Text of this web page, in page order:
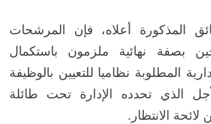
المذكورة أعلاه، فإن المرشحات
بصفة نهائية ملزمون باستكمال
المطلوبة نظاميا للتعيين بالوظيفة
الذي تحدده الإدارة تحت طائلة
الانتظار.